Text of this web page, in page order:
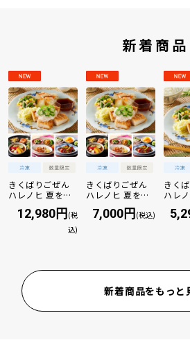
新着商品
きくばりごぜん
ハレノヒ 夏を乗
り切る16食セッ
ト...12,980円 (税
込)
きくばりごぜん
ハレノヒ 夏を乗
り切る8食セット
7,000円 (税込)
きく
ハレ
かぼ
し...
新着商品をもっと